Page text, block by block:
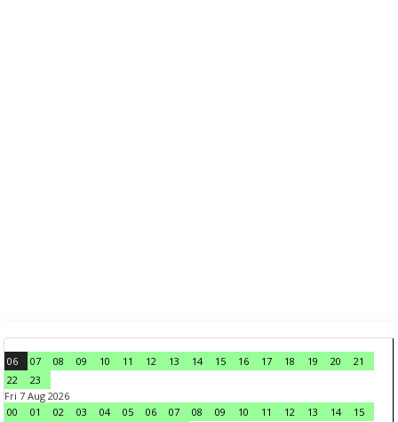
06 07 08 09 10 11 12 13 14 15 16 17 18 19 20
21
22
23
Fri 7 Aug 2026
00
01 02 03 04 05 06 07 08 09 10 11 12 13 14
15